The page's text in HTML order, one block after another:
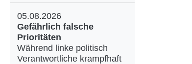
05.08.2026
Gefährlich falsche
Prioritäten
Während linke politisch
Verantwortliche krampfhaft